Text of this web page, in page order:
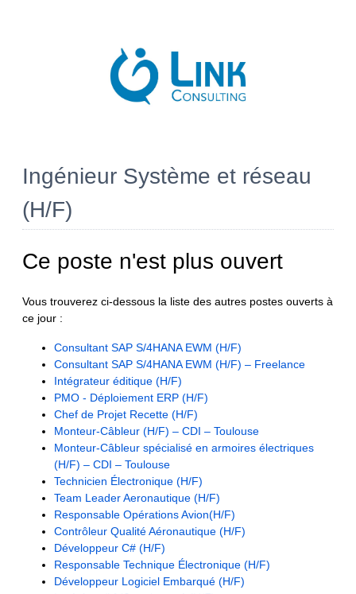
Ingénieur Système et réseau
(H/F)
Ce poste n'est plus ouvert
Vous trouverez ci-dessous la liste des autres postes ouverts à
ce jour :
Consultant SAP S/4HANA EWM (H/F)
Consultant SAP S/4HANA EWM (H/F) – Freelance
Intégrateur éditique (H/F)
PMO - Déploiement ERP (H/F)
Chef de Projet Recette (H/F)
Monteur-Câbleur (H/F) – CDI – Toulouse
Monteur-Câbleur spécialisé en armoires électriques
(H/F) – CDI – Toulouse
Technicien Électronique (H/F)
Team Leader Aeronautique (H/F)
Responsable Opérations Avion(H/F)
Contrôleur Qualité Aéronautique (H/F)
Développeur C# (H/F)
Responsable Technique Électronique (H/F)
Développeur Logiciel Embarqué (H/F)